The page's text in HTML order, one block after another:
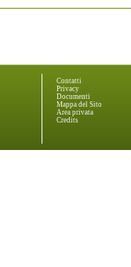
Contatti
Privacy
Documenti
Mappa del Sito
Area privata
Credits